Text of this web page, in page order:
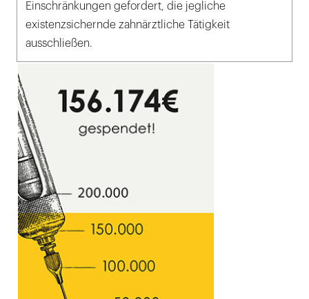
Einschränkungen gefordert, die jegliche
existenzsichernde zahnärztliche Tätigkeit
ausschließen.